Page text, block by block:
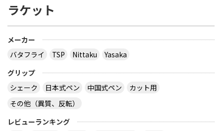
多分大会Ｔシャツでしょう。 どこでも売ってないの
では？ その会場でしか買えませんので、 最後の方
はサイズごとに売り切れになるので、 欲しい場合は
午前中に購入した方が良いでしょう。 県大会より上
で、出られなくても見に行くといいと思います。
virtual table tennisというアプリについてです。
サーブから回転(カーブなど)をかけるのってどうや
ラケット
メーカー
バタフライ
TSP Nittaku
Yasaka
グリップ
シェーク
日本式ペン 中国式ペン
カット用
その他（異質、反転）
レビューランキング